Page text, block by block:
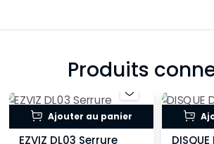
Produits
Ajouter au panier
EZVIZ DL03 Serrure
DISQUE